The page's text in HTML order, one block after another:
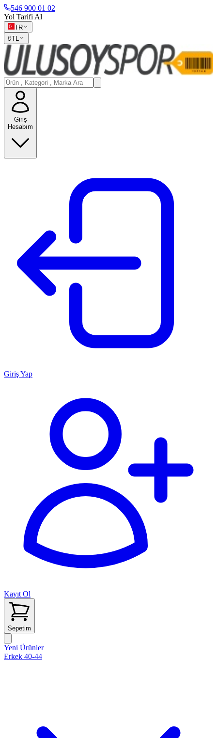
546 900 01 02
Yol Tarifi Al
TR
₺TL
Giriş
Hesabım
Giriş Yap
Kayıt Ol
Sepetim
Yeni Ürünler
Erkek 40-44